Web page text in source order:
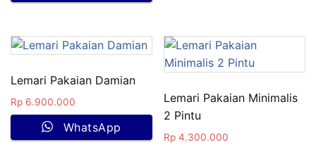
Lemari Pakaian Damian
Rp 6.900.000
WhatsApp
Lemari Pakaian Minimalis
2 Pintu
Rp 4.300.000